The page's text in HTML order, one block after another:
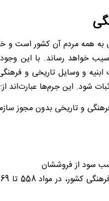
به همه مردم آن کشور است و
خواهد رساند. با این وجود
و وسایل تاریخی و
شود. این جرم‌ها عبارت‌اند از:
و تاریخی بدون مجوز